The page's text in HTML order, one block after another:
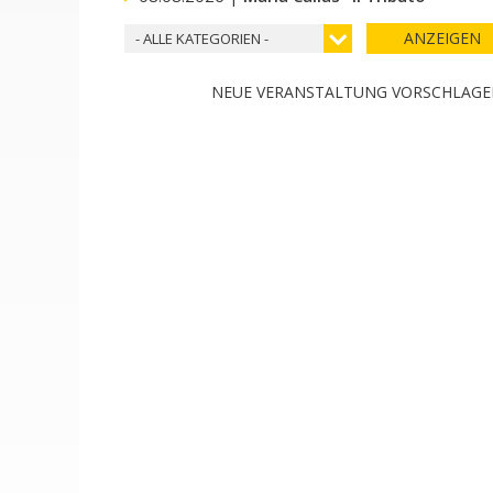
- ALLE KATEGORIEN - ANZEIGEN
NEUE VERANSTALTUNG